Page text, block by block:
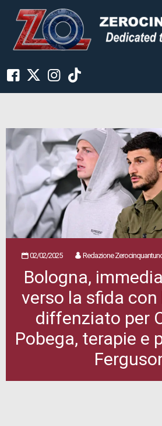
02/02/2025 Redazione
Bologna,
verso la sfida con
diffenziato per
Pobega, terapie e